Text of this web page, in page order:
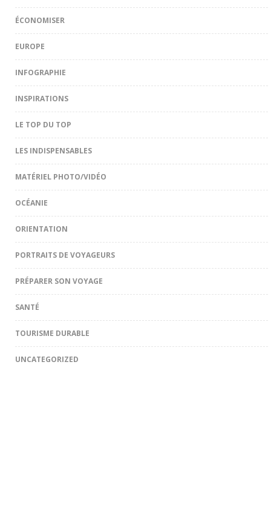
ÉCONOMISER
EUROPE
INFOGRAPHIE
INSPIRATIONS
LE TOP DU TOP
LES INDISPENSABLES
MATÉRIEL PHOTO/VIDÉO
OCÉANIE
ORIENTATION
PORTRAITS DE VOYAGEURS
PRÉPARER SON VOYAGE
SANTÉ
TOURISME DURABLE
UNCATEGORIZED